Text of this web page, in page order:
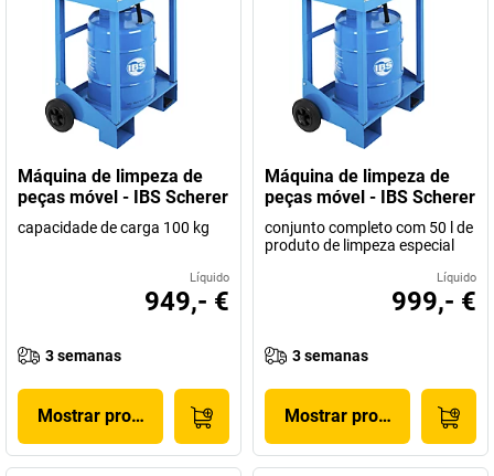
Máquina de limpeza de
peças móvel - IBS Scherer
capacidade de carga 100 kg
Líquido
949,- €
3 semanas
Mostrar produto
Máquina de limpeza de
peças móvel - IBS Scherer
conjunto completo com 50 l de
produto de limpeza especial
Líquido
999,- €
3 semanas
Mostrar produto